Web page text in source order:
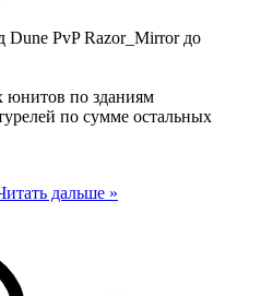
PvP Razor_Mirror до
юнитов по зданиям
по сумме остальных
дальше »